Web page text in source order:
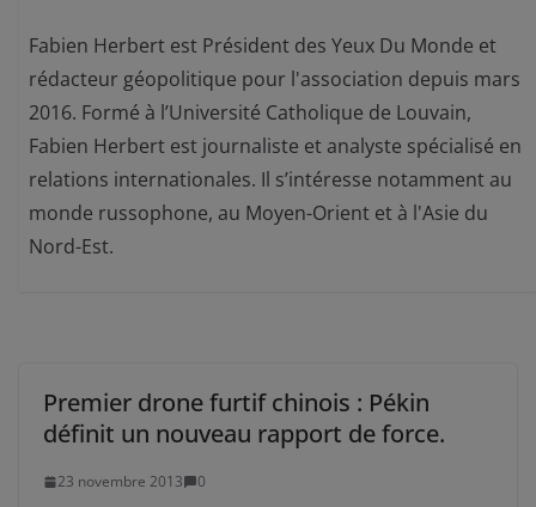
Fabien Herbert est Président des Yeux Du Monde et
rédacteur géopolitique pour l'association depuis mars
2016. Formé à l’Université Catholique de Louvain,
Fabien Herbert est journaliste et analyste spécialisé en
relations internationales. Il s’intéresse notamment au
monde russophone, au Moyen-Orient et à l'Asie du
Nord-Est.
Premier drone furtif chinois : Pékin
définit un nouveau rapport de force.
23 novembre 2013 0